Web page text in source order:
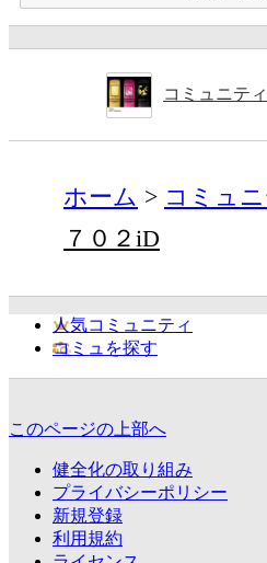
コミュニテ
ホーム コミュ
７０２iD
人気コミュニティ
コミュを探す
このページの上部へ
健全化の取り組み
プライバシーポリシー
新規登録
利用規約